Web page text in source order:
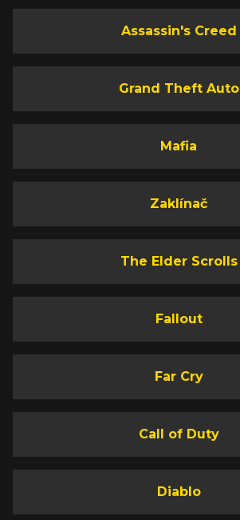
Assassin's Creed
Grand Theft Auto
Mafia
Zaklínač
The Elder Scrolls
Fallout
Far Cry
Call of Duty
Diablo